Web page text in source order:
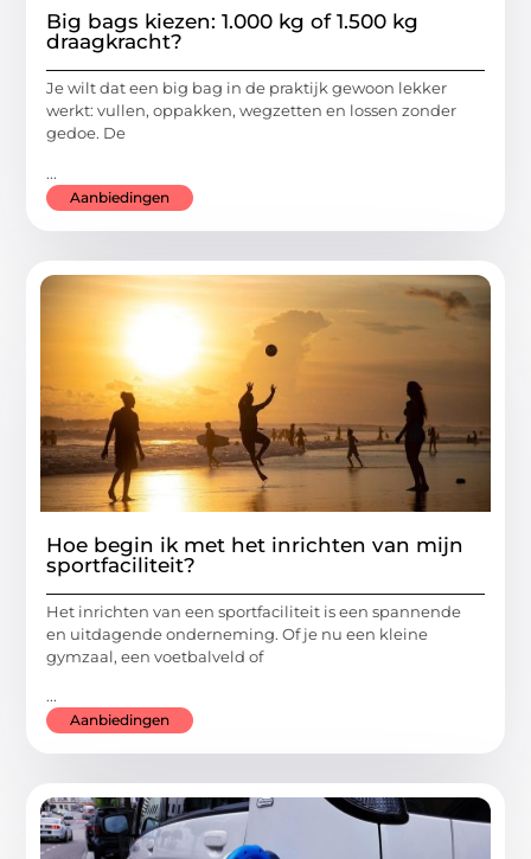
Big bags kiezen: 1.000 kg of 1.500 kg
draagkracht?
Je wilt dat een big bag in de praktijk gewoon lekker
werkt: vullen, oppakken, wegzetten en lossen zonder
gedoe. De
...
Aanbiedingen
Hoe begin ik met het inrichten van mijn
sportfaciliteit?
Het inrichten van een sportfaciliteit is een spannende
en uitdagende onderneming. Of je nu een kleine
gymzaal, een voetbalveld of
...
Aanbiedingen